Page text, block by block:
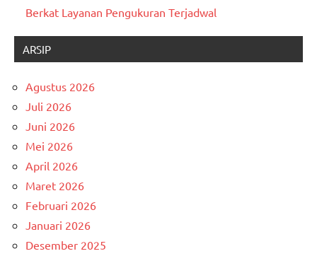
Berkat Layanan Pengukuran Terjadwal
ARSIP
Agustus 2026
Juli 2026
Juni 2026
Mei 2026
April 2026
Maret 2026
Februari 2026
Januari 2026
Desember 2025